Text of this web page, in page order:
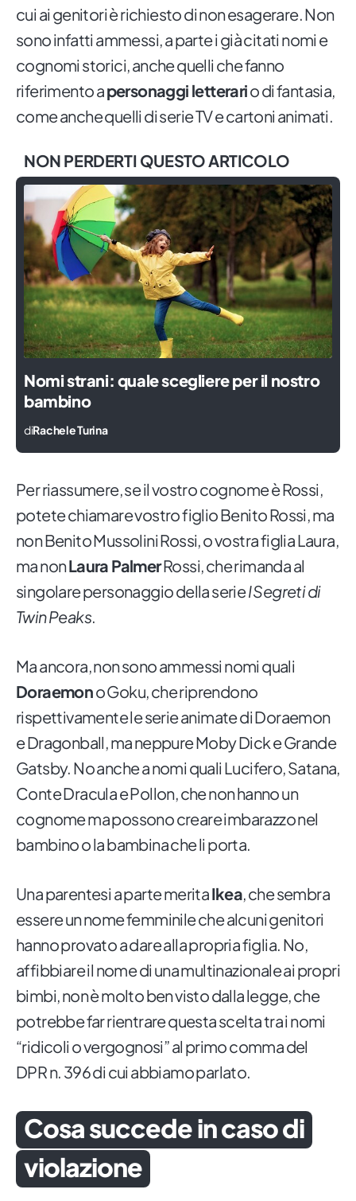
cui ai genitori è richiesto di non esagerare. Non
sono infatti ammessi, a parte i già citati nomi e
cognomi storici, anche quelli che fanno
riferimento apersonaggi letterario di fantasia,
come anche quelli di serie TV e cartoni animati.
NON PERDERTI QUESTO ARTICOLO
Nomi strani: quale scegliere per il nostro
bambino
diRachele Turina
Per riassumere, se il vostro cognome è Rossi,
potete chiamare vostro figlio Benito Rossi, ma
non Benito Mussolini Rossi, o vostra figlia Laura,
ma nonLaura PalmerRossi, che rimanda al
singolare personaggio della serieI Segreti di
Twin Peaks.
Ma ancora, non sono ammessi nomi quali
Doraemono Goku, che riprendono
rispettivamente le serie animate di Doraemon
e Dragonball, ma neppure Moby Dick e Grande
Gatsby. No anche a nomi quali Lucifero, Satana,
Conte Dracula e Pollon, che non hanno un
cognome ma possono creare imbarazzo nel
bambino o la bambina che li porta.
Una parentesi a parte meritaIkea, che sembra
essere un nome femminile che alcuni genitori
hanno provato a dare alla propria figlia. No,
affibbiare il nome di una multinazionale ai propri
bimbi, non è molto ben visto dalla legge, che
potrebbe far rientrare questa scelta tra i nomi
“ridicoli o vergognosi” al primo comma del
DPR n. 396 di cui abbiamo parlato.
Cosa succede in caso di
violazione